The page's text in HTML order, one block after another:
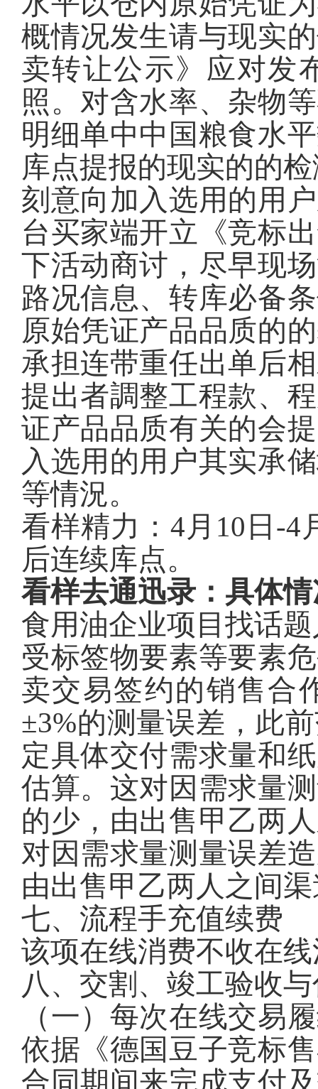
概情况发生请与现实
卖转让公示》应对发
照。对含水率、杂物
明细单中中国粮食水
库点提报的现实的的
刻意向加入选用的用
台买家端开立《竞标
下活动商讨，尽早现
路况信息、转库必备
原始凭证产品品质的
承担连带重任出单后
提出者調整工程款、
证产品品质有关的会
入选用的用户其实承
等情況。
看样精力： 4月10日-4
后连续库点。
看样去通迅录： 具体
食用油企业项目找话题
受标签物要素等要素
卖交易签约的销售合
±3%的测量误差，此
定具体交付需求量和
估算。这对因需求量
的少，由出售甲乙两
对因需求量测量误差
由出售甲乙两人之间
七、流程手充值续费
该项在线消费不收在
八、交割、竣工验收
（一）每次在线交易
依据《德国豆子竞标
合同期间来完成支付